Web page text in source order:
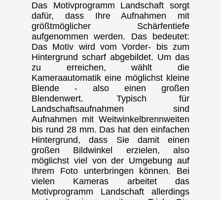
Das Motivprogramm Landschaft sorgt
dafür, dass Ihre Aufnahmen mit
größtmöglicher Schärfentiefe
aufgenommen werden. Das bedeutet:
Das Motiv wird vom Vorder- bis zum
Hintergrund scharf abgebildet. Um das
zu erreichen, wählt die
Kameraautomatik eine möglichst kleine
Blende - also einen großen
Blendenwert. Typisch für
Landschaftsaufnahmen sind
Aufnahmen mit Weitwinkelbrennweiten
bis rund 28 mm. Das hat den einfachen
Hintergrund, dass Sie damit einen
großen Bildwinkel erzielen, also
möglichst viel von der Umgebung auf
Ihrem Foto unterbringen können. Bei
vielen Kameras arbeitet das
Motivprogramm Landschaft allerdings